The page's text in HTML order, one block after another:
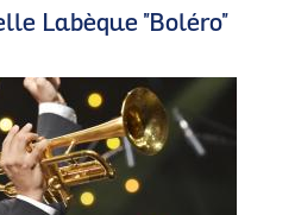
Labèque "Boléro"